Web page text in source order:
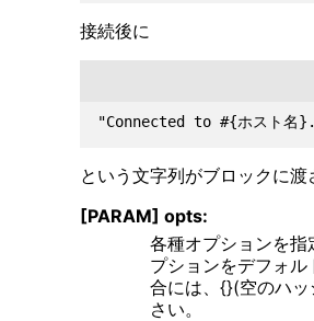
接続後に
という文字列がブロックに渡
[PARAM] opts:
各種オプションを
プションをデフォ
合には、{}(空のハ
さい。